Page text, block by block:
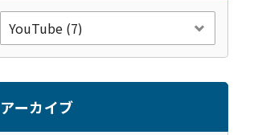
アーカイブ